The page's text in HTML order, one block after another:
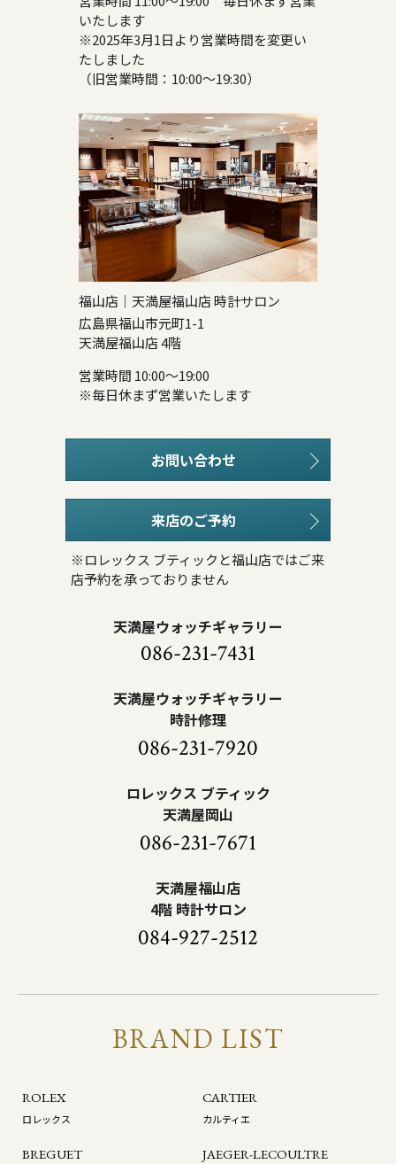
いたします
※2025年3月1日より営業時間を変更い
たしました
（旧営業時間：10:00～19:30）
福山店｜天満屋福山店 時計サロン
広島県福山市元町1-1
天満屋福山店 4階
営業時間 10:00～19:00
※毎日休まず営業いたします
お問い合わせ
来店のご予約
※ロレックス ブティックと福山店ではご来
店予約を承っておりません
天満屋ウォッチギャラリー
086-231-7431
天満屋ウォッチギャラリー
時計修理
086-231-7920
ロレックス ブティック
天満屋岡山
086-231-7671
天満屋福山店
4階 時計サロン
084-927-2512
BRAND LIST
ROLEX
ロレックス
CARTIER
カルティエ
BREGUET JAEGER-LECOULTRE